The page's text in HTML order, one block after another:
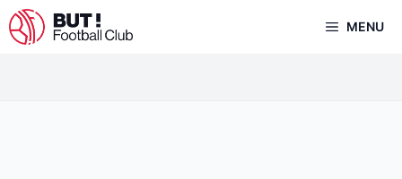
Aller
au
MENU